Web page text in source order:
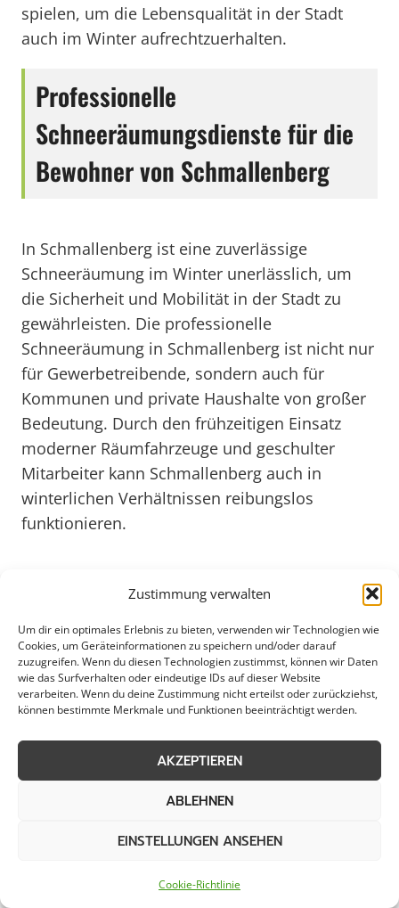
Zustimmung verwalten
Um dir ein optimales Erlebnis zu bieten, verwenden wir Technologien wie
Cookies, um Geräteinformationen zu speichern und/oder darauf
zuzugreifen. Wenn du diesen Technologien zustimmst, können wir Daten
wie das Surfverhalten oder eindeutige IDs auf dieser Website
verarbeiten. Wenn du deine Zustimmung nicht erteilst oder zurückziehst,
können bestimmte Merkmale und Funktionen beeinträchtigt werden.
AKZEPTIEREN
ABLEHNEN
EINSTELLUNGEN ANSEHEN
Cookie-Richtlinie
spielen, um die Lebensqualität in der Stadt
auch im Winter aufrechtzuerhalten.
Professionelle
Schneeräumungsdienste für die
Bewohner von Schmallenberg
In Schmallenberg ist eine zuverlässige
Schneeräumung im Winter unerlässlich, um
die Sicherheit und Mobilität in der Stadt zu
gewährleisten. Die professionelle
Schneeräumung in Schmallenberg ist nicht nur
für Gewerbetreibende, sondern auch für
Kommunen und private Haushalte von großer
Bedeutung. Durch den frühzeitigen Einsatz
moderner Räumfahrzeuge und geschulter
Mitarbeiter kann Schmallenberg auch in
winterlichen Verhältnissen reibungslos
funktionieren.
nicht nur das einfache Schneeräumen, sondern
beinhaltet auch das Streuen von Salz oder
Splitt, um glatte Straßen und Gehwege sicherer
zu machen. Gerade für Städte und Kommunen
ist es entscheidend, dass der Winterdienst
Sicherheit zu gewährleisten. Mit einem gut
organisierten Schneeräumungsdienst in
Schmallenberg können Verzögerungen im
werden. Auch private Haushalte profitieren von
einer professionellen Schneeräumung, da so